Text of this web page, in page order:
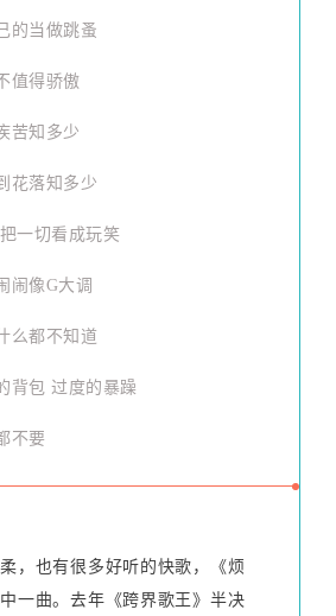
的当做跳蚤
值得骄傲
苦知多少
花落知多少
一切看成玩笑
闹像G大调
么都不知道
背包 过度的暴躁
不要
，也有很多好听的快歌，《烦
一曲。去年《跨界歌王》半决